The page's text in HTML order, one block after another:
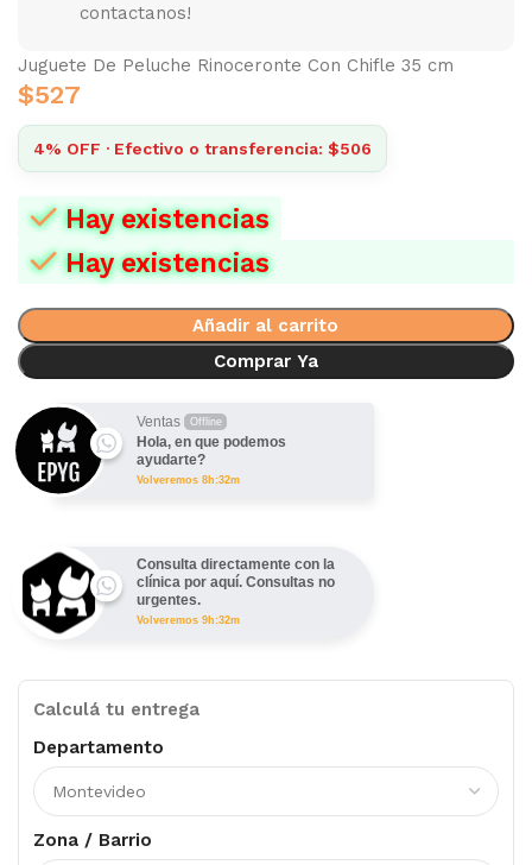
contactanos!
Juguete De Peluche Rinoceronte Con Chifle 35 cm
$527
4% OFF · Efectivo o transferencia: $506
Hay existencias
Hay existencias
Añadir al carrito
Comprar Ya
Ventas Offline
Hola, en que podemos
ayudarte?
Volveremos 8h:32m
Consulta directamente con la
clínica por aquí. Consultas no
urgentes.
Volveremos 9h:32m
Calculá tu entrega
Departamento
Zona / Barrio